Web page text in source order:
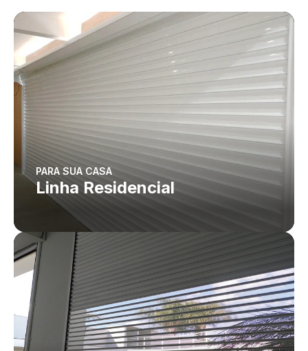
PARA SUA CASA
Linha Residencial